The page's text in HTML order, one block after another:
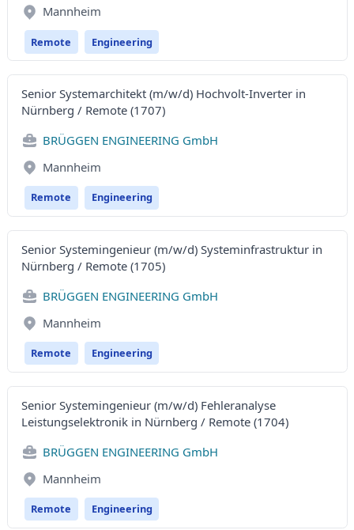
Mannheim
Remote Engineering
Senior Systemarchitekt (m/w/d) Hochvolt-Inverter in
Nürnberg / Remote (1707)
BRÜGGEN ENGINEERING GmbH
Mannheim
Remote Engineering
Senior Systemingenieur (m/w/d) Systeminfrastruktur in
Nürnberg / Remote (1705)
BRÜGGEN ENGINEERING GmbH
Mannheim
Remote Engineering
Senior Systemingenieur (m/w/d) Fehleranalyse
Leistungselektronik in Nürnberg / Remote (1704)
BRÜGGEN ENGINEERING GmbH
Mannheim
Remote Engineering